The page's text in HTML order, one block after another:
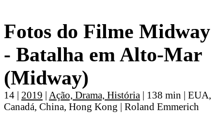
Fotos do Filme Midway
- Batalha em Alto-Mar
(Midway)
14 | 2019 | Ação, Drama, História | 138 min | EUA,
Canadá, China, Hong Kong | Roland Emmerich